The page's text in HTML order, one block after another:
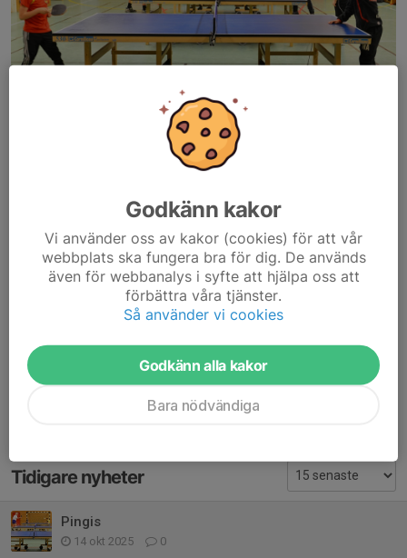
Pingis tränar vi i gymnastiksalen under ledning av Rune Tibbelin
under höst/vinter/vår. Gammal som ung är välkommen.
måndagar 18.00-19.00
onsdagar 18.00-20.00
Kostnad:Du måste vara medlem i Ljusterö IS för att få delta,
läs mer här Medlemsavgifter
Frågor? Kontakta Bisse Thyrberg tel 0708-77 77 84, e-
postbisse.thyrberg@telia.com.
Dela nyhet
Tidigare nyheter
Pingis
14 okt 2025 0
Godkänn kakor
Vi använder oss av kakor (cookies) för att vår
webbplats ska fungera bra för dig. De används
även för webbanalys i syfte att hjälpa oss att
förbättra våra tjänster.
Så använder vi cookies
Godkänn alla kakor
Bara nödvändiga